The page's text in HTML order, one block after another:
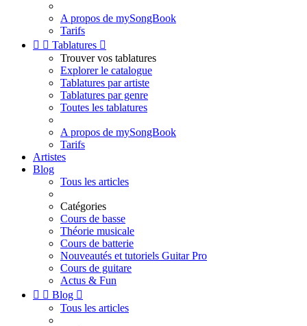
A propos de mySongBook
Tarifs
  Tablatures 
Trouver vos tablatures
Explorer le catalogue
Tablatures par artiste
Tablatures par genre
Toutes les tablatures
A propos de mySongBook
Tarifs
Artistes
Blog
Tous les articles
Catégories
Cours de basse
Théorie musicale
Cours de batterie
Nouveautés et tutoriels Guitar Pro
Cours de guitare
Actus & Fun
  Blog 
Tous les articles